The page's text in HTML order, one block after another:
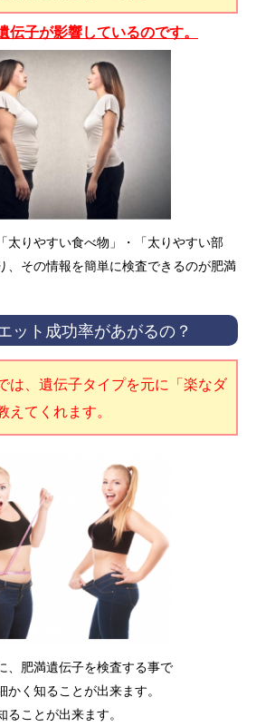
伝子が影響しているのです。
太りやすい食べ物」・「太りやすい部
、その情報を簡単に検査できるのが肥満
ット成功率があがるの？
は、遺伝子タイプを元に「楽なダ
てくれます。
、肥満遺伝子を検査する事で
く知ることが出来ます。
ことが出来ます。